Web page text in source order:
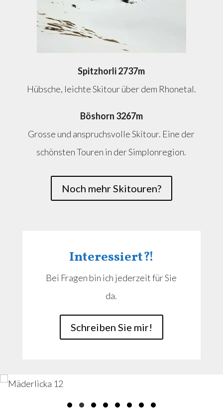
Spitzhorli 2737m
Hübsche, leichte Skitour über dem Rhonetal.
Böshorn 3267m
Grosse und anspruchsvolle Skitour. Eine der
schönsten Touren in der Simplonregion.
Noch mehr Skitouren?
Interessiert?!
Bei Fragen bin ich jederzeit für Sie
da.
Schreiben Sie mir!